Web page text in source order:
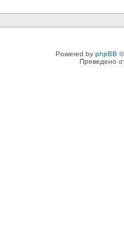
Powered by phpBB
Преведено